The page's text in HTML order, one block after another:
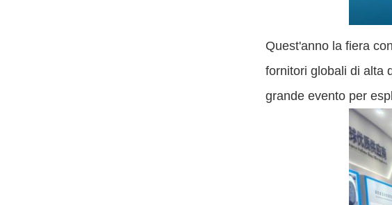
Quest'anno la fiera
fornitori globali di alta
grande evento per